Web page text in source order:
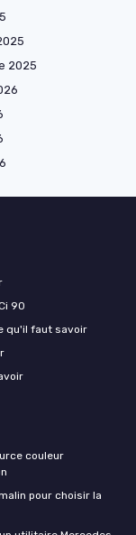
2025
90
qu'il faut savoir
couleur
pour choisir la